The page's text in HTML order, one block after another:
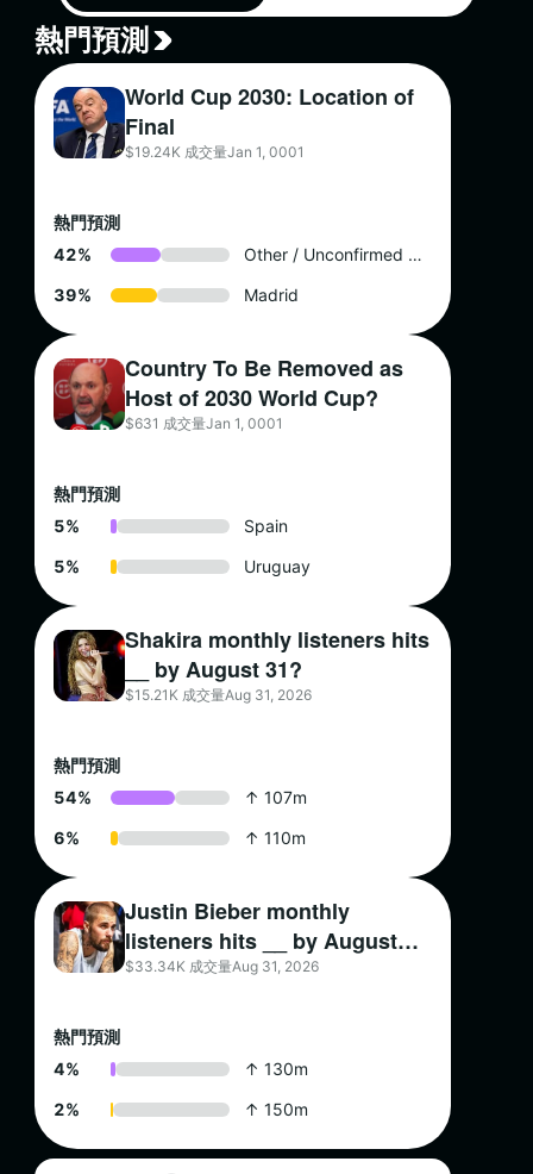
熱門預測
World Cup 2030: Location of
Final
$19.24K 成交量Jan 1, 0001
熱門預測
42%
Other / Unconfirmed by 2028
39% Madrid
Country To Be Removed as
Host of 2030 World Cup?
$631 成交量Jan 1, 0001
熱門預測
5%
Spain
5% Uruguay
Shakira monthly listeners hits
__ by August 31?
$15.21K 成交量Aug 31, 2026
熱門預測
54%
↑ 107m
6% ↑ 110m
Justin Bieber monthly
listeners hits __ by August
31?
$33.34K 成交量Aug 31, 2026
熱門預測
4%
↑ 130m
2% ↑ 150m